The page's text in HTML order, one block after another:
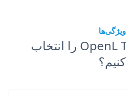
ویژگی‌ها
چرا OpenL Translate را انتخاب
کنیم؟